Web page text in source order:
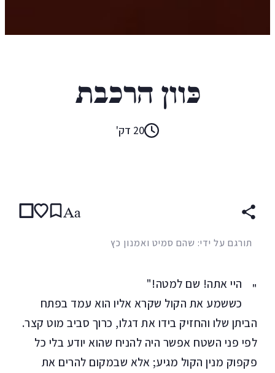
כַּוון הרכבת
20 דק'
Aa
תורגם על ידי: שהם סמיט ואמנון כץ
"
היי אתה! שם למטה!"
כששמע את הקול שקרא אליו הוא עמד בפתח
הביתן שלו והחזיק בידו את דגלו, כרוך סביב מוט קצר.
לפי פני השטח אפשר היה להניח שהוא יודע בלי כל
פקפוק מנין הקול מגיע; אלא שבמקום להרים את